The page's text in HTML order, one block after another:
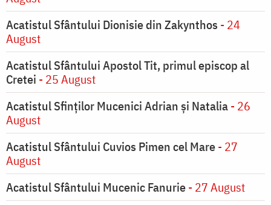
Acatistul Sfântului Dionisie din Zakynthos - 24
August
Acatistul Sfântului Apostol Tit, primul episcop al
Cretei - 25 August
Acatistul Sfinților Mucenici Adrian și Natalia- 26
August
Acatistul Sfântului Cuvios Pimen cel Mare- 27
August
Acatistul Sfântului Mucenic Fanurie- 27 August